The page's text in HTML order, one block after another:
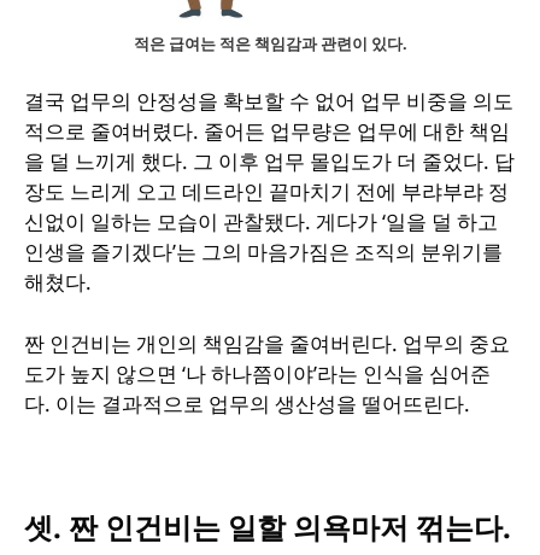
적은 급여는 적은 책임감과 관련이 있다.
결국 업무의 안정성을 확보할 수 없어 업무 비중을 의도
적으로 줄여버렸다. 줄어든 업무량은 업무에 대한 책임
을 덜 느끼게 했다. 그 이후 업무 몰입도가 더 줄었다. 답
장도 느리게 오고 데드라인 끝마치기 전에 부랴부랴 정
신없이 일하는 모습이 관찰됐다. 게다가 ‘일을 덜 하고
인생을 즐기겠다’는 그의 마음가짐은 조직의 분위기를
해쳤다.
짠 인건비는 개인의 책임감을 줄여버린다. 업무의 중요
도가 높지 않으면 ‘나 하나쯤이야’라는 인식을 심어준
다. 이는 결과적으로 업무의 생산성을 떨어뜨린다.
셋. 짠 인건비는 일할 의욕마저 꺾는다.